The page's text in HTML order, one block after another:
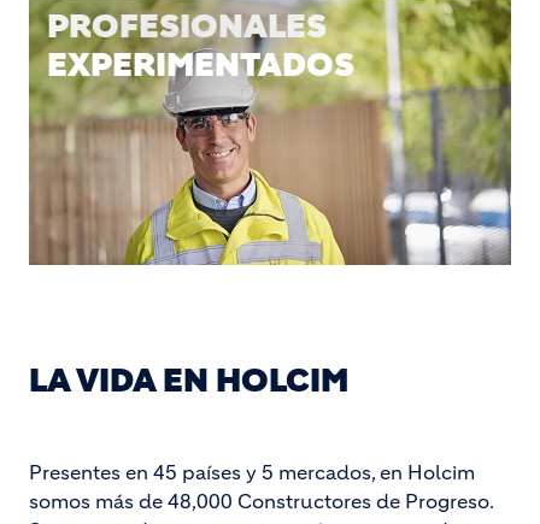
PROFESIONALES
EXPERIMENTADOS
LA VIDA EN HOLCIM
Presentes en 45 países y 5 mercados, en Holcim
somos más de 48,000 Constructores de Progreso.